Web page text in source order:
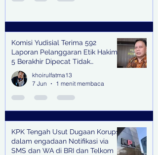
Komisi Yudisial Terima 592
Laporan Pelanggaran Etik Hakim,
5 Berakhir Dipecat Tidak
Terhormat
khoirulfatma13
7 Jun
1 menit membaca
KPK Tengah Usut Dugaan Korupsi
dalam engadaan Notifikasi via
SMS dan WA di BRI dan Telkom